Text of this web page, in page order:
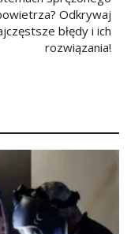
Odkrywaj
błędy i ich
rozwiązania!